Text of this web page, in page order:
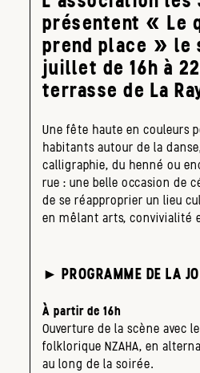
présentent « Le
prend place » le
juillet de 16h à
terrasse de La
Une fête haute en couleurs
habitants autour de la
calligraphie, du henné ou
rue : une belle occasion de
de se réapproprier un lieu
en mêlant arts, convivialité
► PROGRAMME DE LA
À partir de 16h
Ouverture de la scène avec
folklorique NZAHA, en
au long de la soirée.